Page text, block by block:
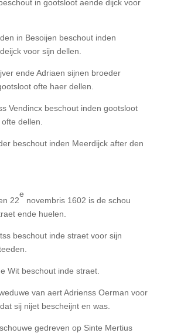
in gootsloot aende dijck voor
in Besoijen beschout inden
voor sijn dellen.
ende Adriaen sijnen broeder
ofte haer dellen.
Vendincx beschout inden gootsloot
dellen.
beschout inden Meerdijck after den
e
novembris 1602 is de schou
ende huelen.
beschout inde straet voor sijn
Wit beschout inde straet.
van aert Adrienss Oerman voor
sij nijet bescheijnt en was.
gedreven op Sinte Mertius